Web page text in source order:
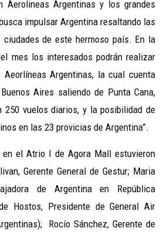
Aerolineas Argentinas y los grandes
impulsar Argentina resaltando las
de este hermoso país. En la
mes los interesados podrán realizar
Argentinas, la cual cuenta
Aires saliendo de Punta Cana,
250 vuelos diarios, y la posibilidad de
en las 23 provicias de Argentina”.
en el Atrio I de Agora Mall estuvieron
Gerente General de Gestur; Maria
de Argentina en República
Hostos, Presidente de General Air
Rocío Sánchez, Gerente de